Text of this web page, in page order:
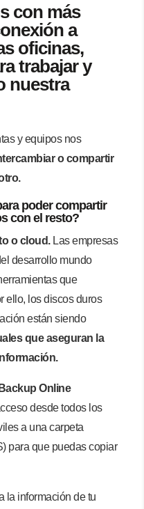
con más
a
oficinas,
trabajar y
nuestra
y equipos nos
o compartir
poder compartir
con el resto?
o cloud.Las empresas
desarrollo mundo
que
ello, los discos duros
están siendo
que aseguran la
Online
desde todos los
a una carpeta
para que puedas copiar
la información de tu